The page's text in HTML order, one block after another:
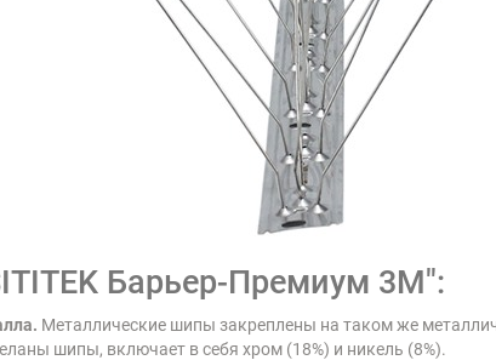
Барьер-Премиум 3М":
Металлические шипы закреплены на таком же
шипы, включает в себя хром (18%) и никель (8%).